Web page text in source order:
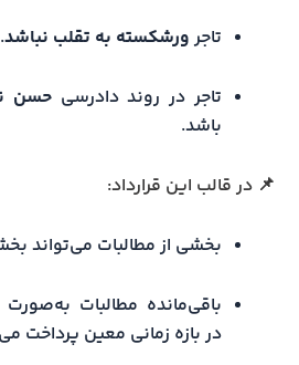
تاجرورشکسته به تقلب نباشد.
تاجر در روند دادرسیحسن
باشد.
📌 در قالب این قرارداد:
بخشی از مطالبات می‌تواند
باقی‌مانده مطالبات
در بازه زمانی معین پرداخت